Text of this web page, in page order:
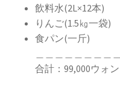
飲料水(2L×12本)
りんご(1.5㎏一袋)
食パン(一斤)
合計：99,000ウォン